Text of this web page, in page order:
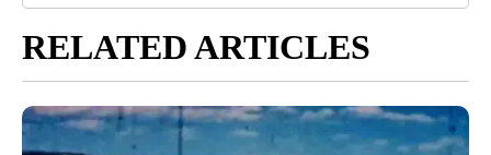
RELATED ARTICLES